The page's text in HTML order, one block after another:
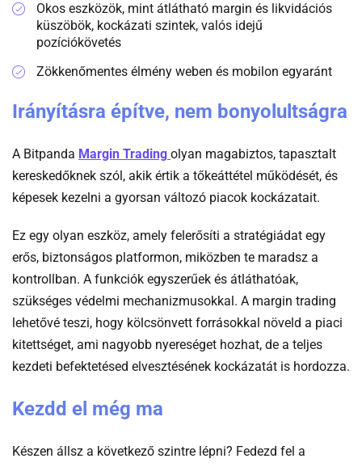
Okos eszközök, mint átlátható margin és likvidációs
küszöbök, kockázati szintek, valós idejű
pozíciókövetés
Zökkenőmentes élmény weben és mobilon egyaránt
Irányításra építve, nem bonyolultságra
A Bitpanda Margin Trading -
Wiki
Margin_(finance)
olyan magabiztos, tapasztalt
kereskedőknek szól, akik értik a tőkeáttétel működését, és
képesek kezelni a gyorsan változó piacok kockázatait.
Ez egy olyan eszköz, amely felerősíti a stratégiádat egy
erős, biztonságos platformon, miközben te maradsz a
kontrollban. A funkciók egyszerűek és átláthatóak,
szükséges védelmi mechanizmusokkal. A margin trading
lehetővé teszi, hogy kölcsönvett forrásokkal növeld a piaci
kitettséget, ami nagyobb nyereséget hozhat, de a teljes
kezdeti befektetésed elvesztésének kockázatát is hordozza.
Kezdd el még ma
Készen állsz a következő szintre lépni? Fedezd fel a